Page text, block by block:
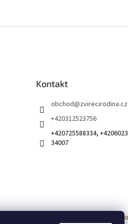
Kontakt
obchod@zvirecirodina.cz
+420312523756
+420725588334, +4206023
34007